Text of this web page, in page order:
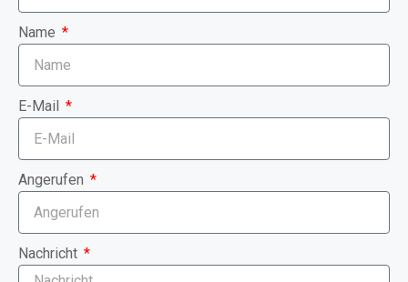
Name
E-Mail
Angerufen
Nachricht